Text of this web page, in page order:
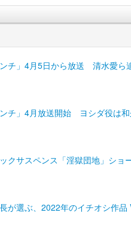
ンチ」4月5日から放送 清水愛ら
ンチ」4月放送開始 ヨシダ役は
クサスペンス「淫獄団地」シ
が選ぶ、2022年のイチオシ作